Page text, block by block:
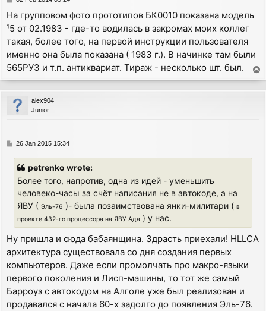
s
t
На групповом фото прототипов БК0010 показана модель
¹5 от 02.1983 - где-то водилась в закромах моих коллег
такая, более того, на первой инструкции пользователя
именно она была показана ( 1983 г.). В начинке там были
565РУ3 и т.п. антиквариат. Тираж - несколько шт. был.
o
p
alex904
Junior
P26 Jan 2015 15:34
petrenko wrote:
Более того, напротив, одна из идей - уменьшить
человеко-часы за счёт написания не в автокоде, а на
ЯВУ ( Эль-76 )- была позаимствована янки-милитари ( в
проекте 432-го процессора на ЯВУ Ада ) у нас.
Ну пришла и сюда бабаянщина. Здрасть приехали! HLLCA
архитектура существовала со дня создания первых
компьютеров. Даже если промолчать про макро-языки
первого поколения и Лисп-машины, то тот же самый
Барроуз с автокодом на Алголе уже был реализован и
продавался с начала 60-х задолго до появления Эль-76.